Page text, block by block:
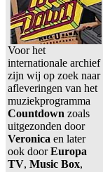
Voor het
internationale archief
zijn wij op zoek naar
afleveringen van het
muziekprogramma
Countdown zoals
uitgezonden door
Veronica en later
ook doorEuropa
TV, Music Box,